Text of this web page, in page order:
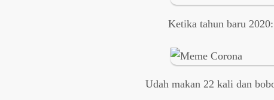
Ketika tahun baru
Udah makan 22 kali dan